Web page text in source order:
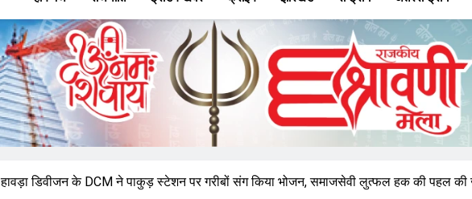
हावड़ा डिवीजन के DCM ने पाकुड़ स्टेशन पर गरीबों संग किया भोजन, समाजसेवी लुत्फल हक की पहल की